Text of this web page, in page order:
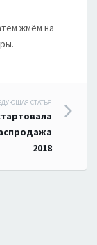
жмём на
СТАТЬЯ
2018